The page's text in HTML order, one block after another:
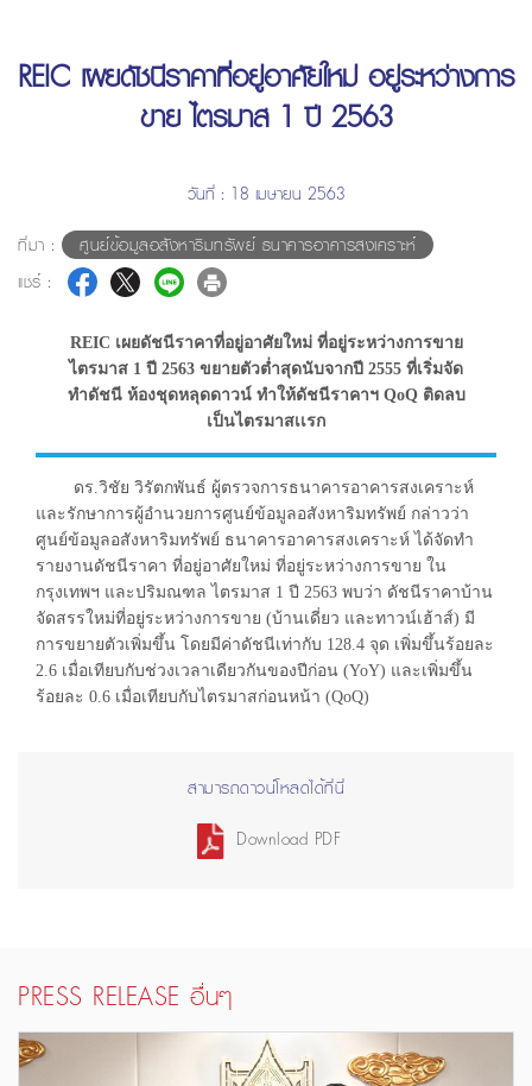
REIC เผยดัชนีราคาที่อยู่อาศัยใหม่ อยู่ระหว่างการ
ขาย ไตรมาส 1 ปี 2563
วันที่ : 18 เมษายน 2563
ที่มา :
ศูนย์ข้อมูลอสังหาริมทรัพย์ ธนาคารอาคารสงเคราะห์
แชร์ :
REIC เผยดัชนีราคาที่อยู่อาศัยใหม่ ที่อยู่ระหว่างการขาย
ไตรมาส 1 ปี 2563 ขยายตัวต่ำสุดนับจากปี 2555 ที่เริ่มจัด
ทำดัชนี ห้องชุดหลุดดาวน์ ทำให้ดัชนีราคาฯ QoQ ติดลบ
เป็นไตรมาสเเรก
ดร.วิชัย วิรัตกพันธ์ ผู้ตรวจการธนาคารอาคารสงเคราะห์
และรักษาการผู้อำนวยการศูนย์ข้อมูลอสังหาริมทรัพย์ กล่าวว่า
ศูนย์ข้อมูลอสังหาริมทรัพย์ ธนาคารอาคารสงเคราะห์ ได้จัดทำ
รายงานดัชนีราคา ที่อยู่อาศัยใหม่ ที่อยู่ระหว่างการขาย ใน
กรุงเทพฯ และปริมณฑล ไตรมาส 1 ปี 2563 พบว่า ดัชนีราคาบ้าน
จัดสรรใหม่ที่อยู่ระหว่างการขาย (บ้านเดี่ยว และทาวน์เฮ้าส์) มี
การขยายตัวเพิ่มขึ้น โดยมีค่าดัชนีเท่ากับ 128.4 จุด เพิ่มขึ้นร้อยละ
2.6 เมื่อเทียบกับช่วงเวลาเดียวกันของปีก่อน (YoY) และเพิ่มขึ้น
ร้อยละ 0.6 เมื่อเทียบกับไตรมาสก่อนหน้า (QoQ)
สามารถดาวน์โหลดได้ที่นี่
Download PDF
PRESS RELEASE อื่นๆ